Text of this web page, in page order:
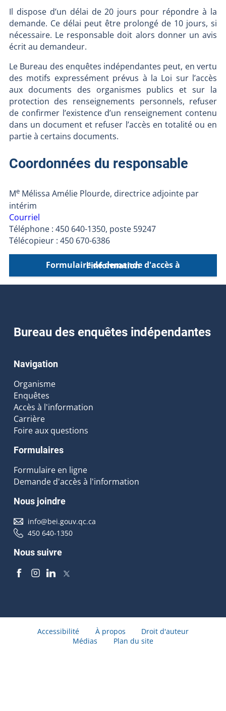
Il dispose d’un délai de 20 jours pour répondre à la
demande. Ce délai peut être prolongé de 10 jours, si
nécessaire. Le responsable doit alors donner un avis
écrit au demandeur.
Le Bureau des enquêtes indépendantes peut, en vertu
des motifs expressément prévus à la Loi sur l’accès
aux documents des organismes publics et sur la
protection des renseignements personnels, refuser
de confirmer l’existence d’un renseignement contenu
dans un document et refuser l’accès en totalité ou en
partie à certains documents.
Coordonnées du responsable
MeMélissa Amélie Plourde, directrice adjointe par
intérim
Courriel
Téléphone : 450 640-1350, poste 59247
Télécopieur : 450 670-6386
Formulaire de demande d'accès à l'information
Bureau des enquêtes indépendantes
Navigation
Organisme
Enquêtes
Accès à l'information
Carrière
Foire aux questions
Formulaires
Formulaire en ligne
Demande d'accès à l'information
Nous joindre
info@bei.gouv.qc.ca
450 640-1350
Nous suivre
Accessibilité À propos
Droit d'auteur
Médias
Plan du site